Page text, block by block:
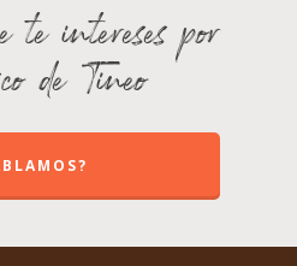
te intereses por
de Tineo